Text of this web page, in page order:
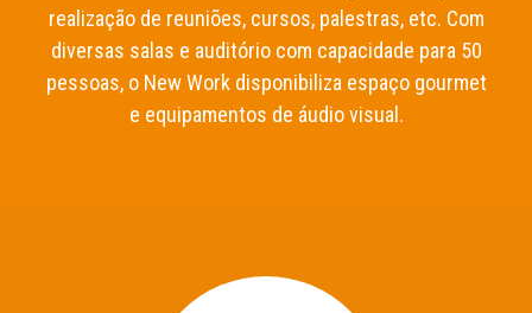
realização de reuniões, cursos, palestras, etc. Com
diversas salas e auditório com capacidade para 50
pessoas, o New Work disponibiliza espaço gourmet
e equipamentos de áudio visual.